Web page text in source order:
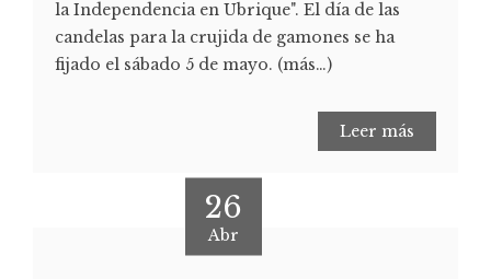
la Independencia en Ubrique". El día de las
candelas para la crujida de gamones se ha
fijado el sábado 5 de mayo. (más…)
Leer más
26
Abr